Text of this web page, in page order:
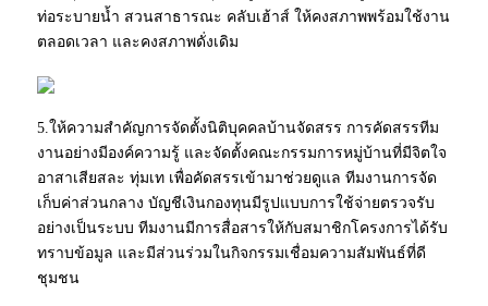
ท่อระบายน้ำ สวนสาธารณะ คลับเฮ้าส์ ให้คงสภาพพร้อมใช้งาน
ตลอดเวลา และคงสภาพดั่งเดิม
5.ให้ความสำคัญการจัดตั้งนิติบุคคลบ้านจัดสรร การคัดสรรทีม
งานอย่างมีองค์ความรู้ และจัดตั้งคณะกรรมการหมู่บ้านที่มีจิตใจ
อาสาเสียสละ ทุ่มเท เพื่อคัดสรรเข้ามาช่วยดูแล ทีมงานการจัด
เก็บค่าส่วนกลาง บัญชีเงินกองทุนมีรูปแบบการใช้จ่ายตรวจรับ
อย่างเป็นระบบ ทีมงานมีการสื่อสารให้กับสมาชิกโครงการได้รับ
ทราบข้อมูล และมีส่วนร่วมในกิจกรรมเชื่อมความสัมพันธ์ที่ดี
ชุมชน